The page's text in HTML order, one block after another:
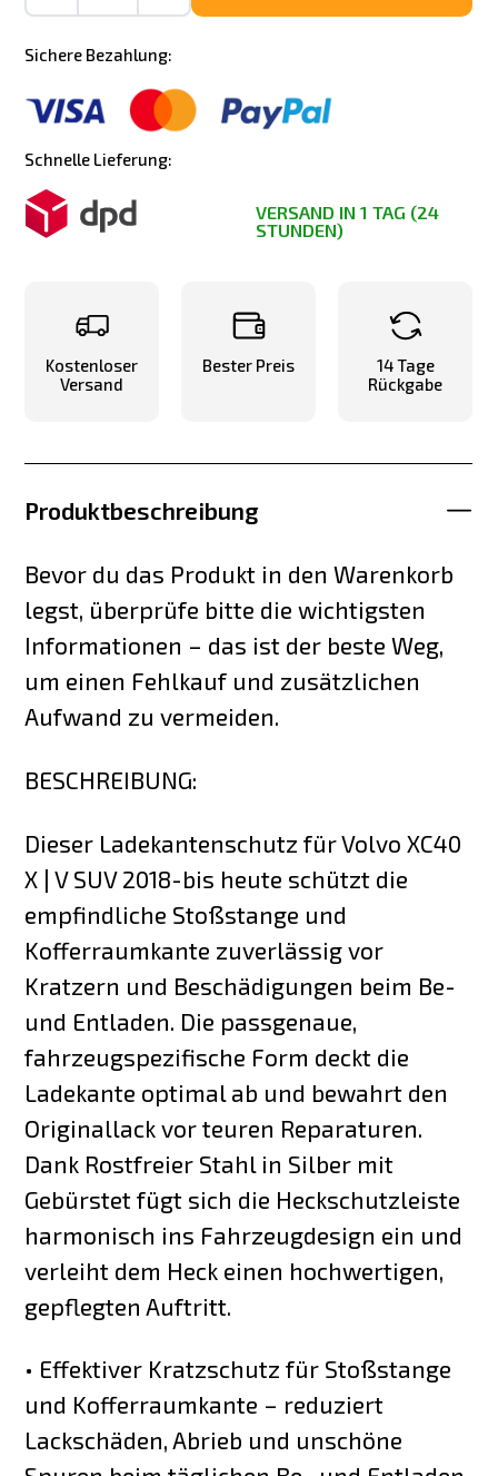
Sichere Bezahlung:
Schnelle Lieferung:
VERSAND IN 1 TAG (24
STUNDEN)
Kostenloser
Versand
Bester Preis
14 Tage
Rückgabe
Produktbeschreibung
Bevor du das Produkt in den Warenkorb
legst, überprüfe bitte die wichtigsten
Informationen – das ist der beste Weg,
um einen Fehlkauf und zusätzlichen
Aufwand zu vermeiden.
BESCHREIBUNG:
Dieser Ladekantenschutz für Volvo XC40
X | V SUV 2018-bis heute schützt die
empfindliche Stoßstange und
Kofferraumkante zuverlässig vor
Kratzern und Beschädigungen beim Be-
und Entladen. Die passgenaue,
fahrzeugspezifische Form deckt die
Ladekante optimal ab und bewahrt den
Originallack vor teuren Reparaturen.
Dank Rostfreier Stahl in Silber mit
Gebürstet fügt sich die Heckschutzleiste
harmonisch ins Fahrzeugdesign ein und
verleiht dem Heck einen hochwertigen,
gepflegten Auftritt.
• Effektiver Kratzschutz für Stoßstange
und Kofferraumkante – reduziert
Lackschäden, Abrieb und unschöne